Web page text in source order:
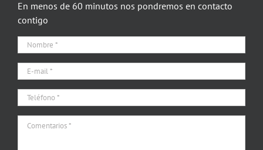
En menos de 60 minutos nos pondremos en contacto
contigo